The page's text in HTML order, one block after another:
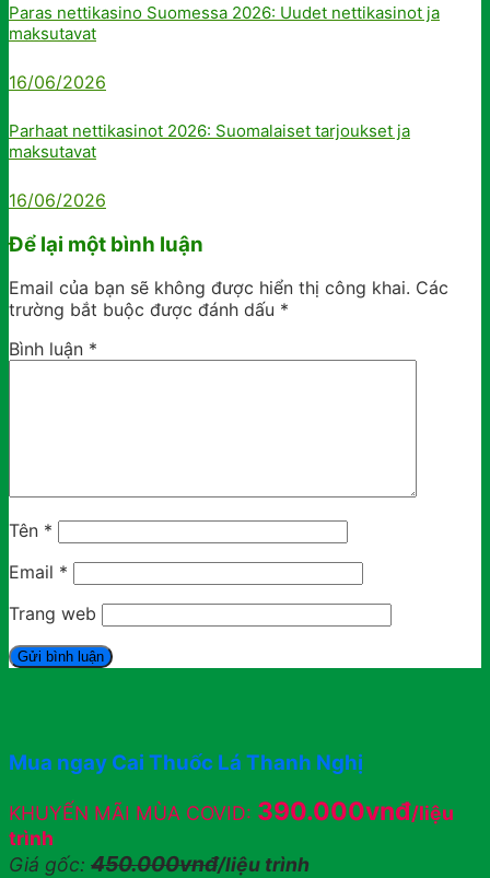
Paras nettikasino Suomessa 2026: Uudet nettikasinot ja
maksutavat
16/06/2026
Parhaat nettikasinot 2026: Suomalaiset tarjoukset ja
maksutavat
16/06/2026
Để lại một bình luận
Email của bạn sẽ không được hiển thị công khai. Các
trường bắt buộc được đánh dấu *
Bình luận *
Tên *
Email *
Trang web
Mua ngay Cai Thuốc Lá Thanh Nghị
KHUYẾN MÃI MÙA COVID: 390.000vnđ/liệu
trình
Giá gốc: 450.000vnđ/liệu trình